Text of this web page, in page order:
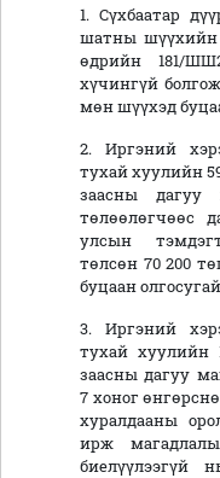
1. Сүхбаатар
шатны шүүхийн
өдрийн 181/
хүчингүй
мөн шүүхэд
2. Иргэний
тухай хуулийн
заасны дагуу
төлөөлөгчөөс
улсын
төлсөн 70 200
буцаан
3. Иргэний
тухай хуулийн
заасны дагуу
7 хоног
хуралдааны
ирж
биелүүлээгүй